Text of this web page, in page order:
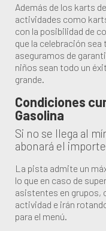
Además de los karts
actividades como
con la posibilidad de
que la celebración
aseguramos de
niños sean todo un
grande.
Condiciones
Gasolina
Si no se llega al
abonará el
La pista admite un
lo que en caso de
asistentes en grupos,
actividad e irán
para el menú.